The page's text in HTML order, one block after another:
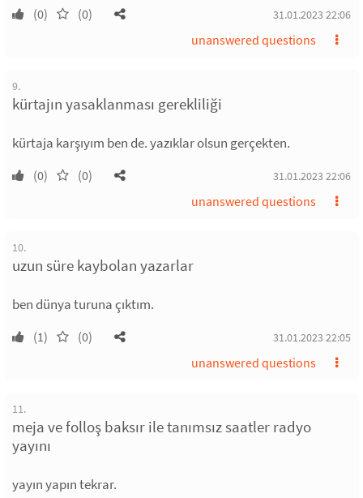
(0) (0) 31.01.2023 22:06
unanswered questions
9.
kürtajın yasaklanması gerekliliği
kürtaja karşıyım ben de. yazıklar olsun gerçekten.
(0) (0) 31.01.2023 22:06
unanswered questions
10.
uzun süre kaybolan yazarlar
ben dünya turuna çıktım.
(1) (0) 31.01.2023 22:05
unanswered questions
11.
meja ve folloş baksır ile tanımsız saatler radyo
yayını
yayın yapın tekrar.